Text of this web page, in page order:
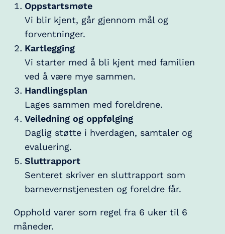
Oppstartsmøte
Vi blir kjent, går gjennom mål og
forventninger.
Kartlegging
Vi starter med å bli kjent med familien
ved å være mye sammen.
Handlingsplan
Lages sammen med foreldrene.
Veiledning og oppfølging
Daglig støtte i hverdagen, samtaler og
evaluering.
Sluttrapport
Senteret skriver en sluttrapport som
barnevernstjenesten og foreldre får.
Opphold varer som regel fra 6 uker til 6
måneder.